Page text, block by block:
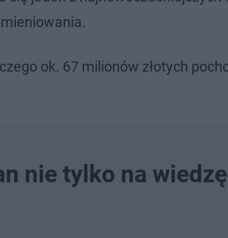
ok. 67 milionów złotych
nie tylko na